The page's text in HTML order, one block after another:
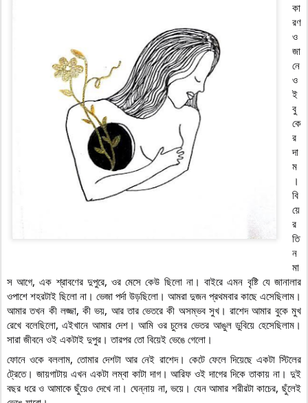
কা
রণ
ও
জা
নে
ও
ই
বু
কে
র
দা
ম
।
বি
য়ে
র
তি
ন
মা
স আগে, এক শ্রাবণের দুপুরে, ওর মেসে কেউ ছিলো না। বাইরে এমন বৃষ্টি যে জানালার
ওপাশে শহরটাই ছিলো না। ভেজা পর্দা উড়ছিলো। আমরা দুজন প্রথমবার কাছে এসেছিলাম।
আমার তখন কী লজ্জা, কী ভয়, আর তার ভেতরে কী অসম্ভব সুখ। রাশেদ আমার বুকে মুখ
রেখে বলেছিলো, এইখানে আমার দেশ। আমি ওর চুলের ভেতর আঙুল ডুবিয়ে হেসেছিলাম।
সারা জীবনে ওই একটাই দুপুর। তারপর তো বিয়েই ভেঙে গেলো।
ফোনে ওকে বললাম, তোমার দেশটা আর নেই রাশেদ। কেটে ফেলে দিয়েছে একটা স্টিলের
ট্রেতে। জায়গাটায় এখন একটা লম্বা কাটা দাগ। আরিফ ওই দাগের দিকে তাকায় না। দুই
বছর ধরে ও আমাকে ছুঁয়েও দেখে না। ঘেন্নায় না, ভয়ে। যেন আমার শরীরটা কাচের, ছুঁলেই